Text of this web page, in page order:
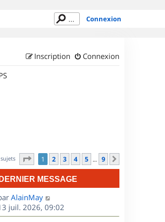
Connexion
Connexion
Inscription
Page sur9
1 2 3 4 5 … 9
MESSAGE
AlainMay
juil. 2026, 09:02